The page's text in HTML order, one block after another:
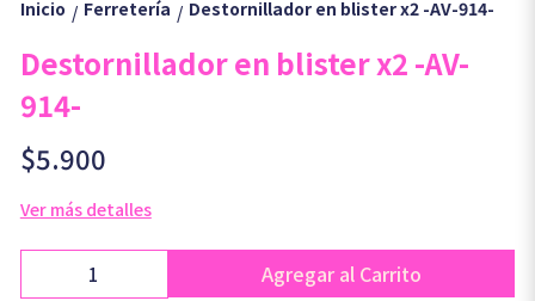
Inicio / Ferretería / Destornillador en blister x2 -AV-914-
Destornillador en blister x2 -AV-
914-
$5.900
Ver más detalles
Agregar al Carrito